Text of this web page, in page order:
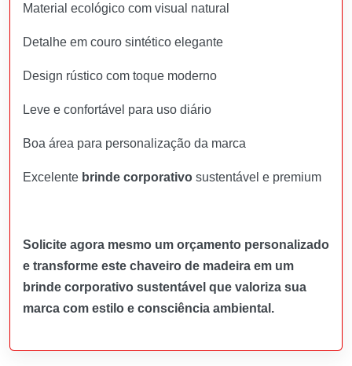
Material ecológico com visual natural
Detalhe em couro sintético elegante
Design rústico com toque moderno
Leve e confortável para uso diário
Boa área para personalização da marca
Excelente brinde corporativo sustentável e premium
Solicite agora mesmo um orçamento personalizado
e transforme este chaveiro de madeira em um
brinde corporativo sustentável que valoriza sua
marca com estilo e consciência ambiental.